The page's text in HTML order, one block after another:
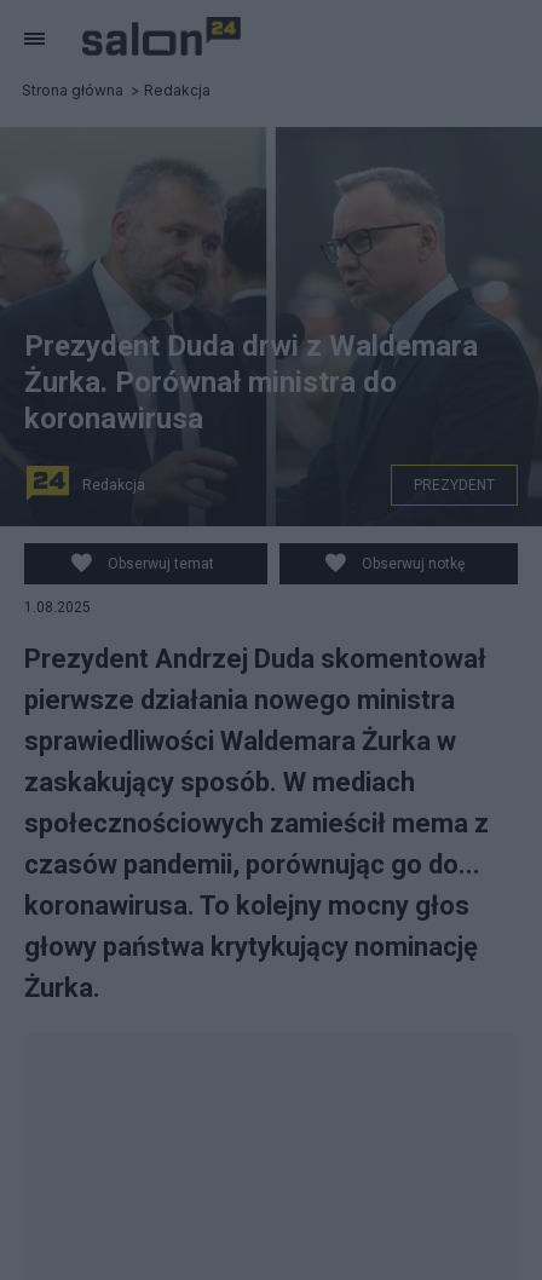
Strona główna Redakcja
Prezydent Andrzej Duda i minister Waldemar Żurek, fot.
Prezydent Duda drwi z Waldemara
Żurka. Porównał ministra do
koronawirusa
Redakcja PREZYDENT
Obserwuj temat Obserwuj notkę
1.08.2025
Prezydent Andrzej Duda skomentował
pierwsze działania nowego ministra
sprawiedliwości Waldemara Żurka w
zaskakujący sposób. W mediach
społecznościowych zamieścił mema z
czasów pandemii, porównując go do...
koronawirusa. To kolejny mocny głos
głowy państwa krytykujący nominację
Żurka.